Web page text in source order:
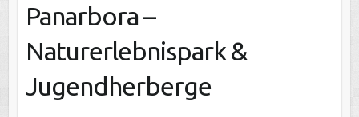
Panarbora –
Naturerlebnispark &
Jugendherberge